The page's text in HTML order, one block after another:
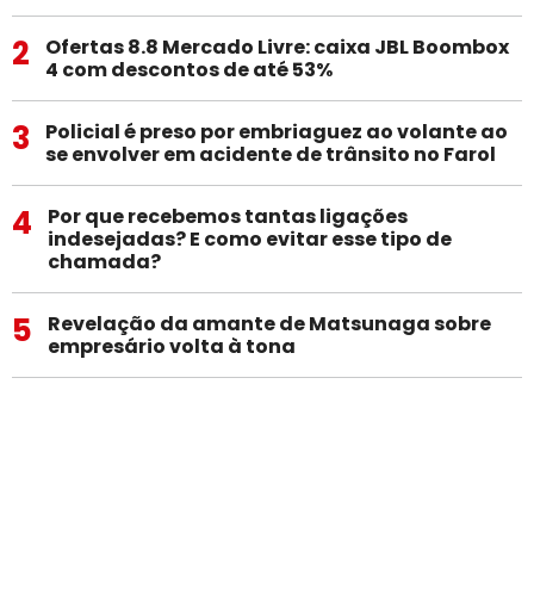
2
Ofertas 8.8 Mercado Livre: caixa JBL Boombox
4 com descontos de até 53%
3
Policial é preso por embriaguez ao volante ao
se envolver em acidente de trânsito no Farol
4
Por que recebemos tantas ligações
indesejadas? E como evitar esse tipo de
chamada?
5
Revelação da amante de Matsunaga sobre
empresário volta à tona